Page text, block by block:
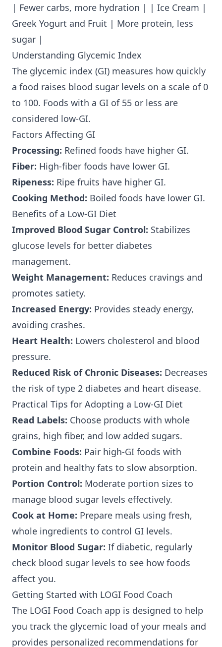
| Fewer carbs, more hydration | | Ice Cream |
Greek Yogurt and Fruit | More protein, less
sugar |
Understanding Glycemic Index
The glycemic index (GI) measures how quickly
a food raises blood sugar levels on a scale of 0
to 100. Foods with a GI of 55 or less are
considered low-GI.
Factors Affecting GI
Processing: Refined foods have higher GI.
Fiber: High-fiber foods have lower GI.
Ripeness: Ripe fruits have higher GI.
Cooking Method: Boiled foods have lower GI.
Benefits of a Low-GI Diet
Improved Blood Sugar Control: Stabilizes
glucose levels for better diabetes
management.
Weight Management: Reduces cravings and
promotes satiety.
Increased Energy: Provides steady energy,
avoiding crashes.
Heart Health: Lowers cholesterol and blood
pressure.
Reduced Risk of Chronic Diseases: Decreases
the risk of type 2 diabetes and heart disease.
Practical Tips for Adopting a Low-GI Diet
Read Labels: Choose products with whole
grains, high fiber, and low added sugars.
Combine Foods: Pair high-GI foods with
protein and healthy fats to slow absorption.
Portion Control: Moderate portion sizes to
manage blood sugar levels effectively.
Cook at Home: Prepare meals using fresh,
whole ingredients to control GI levels.
Monitor Blood Sugar: If diabetic, regularly
check blood sugar levels to see how foods
affect you.
Getting Started with LOGI Food Coach
The LOGI Food Coach app is designed to help
you track the glycemic load of your meals and
provides personalized recommendations for